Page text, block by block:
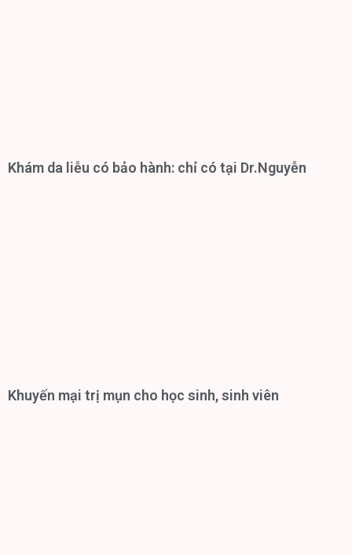
Khám da liễu có bảo hành: chỉ có tại Dr.Nguyễn
Khuyến mại trị mụn cho học sinh, sinh viên